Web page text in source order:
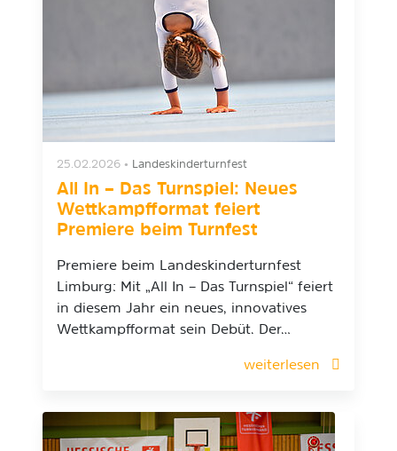
25.02.2026 • Landeskinderturnfest
All In – Das Turnspiel: Neues
Wettkampfformat feiert
Premiere beim Turnfest
Premiere beim Landeskinderturnfest
Limburg: Mit „All In – Das Turnspiel“ feiert
in diesem Jahr ein neues, innovatives
Wettkampfformat sein Debüt. Der…
weiterlesen